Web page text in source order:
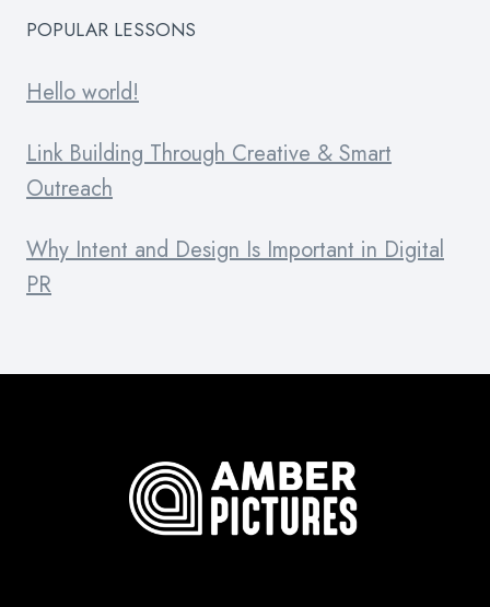
POPULAR LESSONS
Hello world!
Link Building Through Creative & Smart
Outreach
Why Intent and Design Is Important in Digital
PR